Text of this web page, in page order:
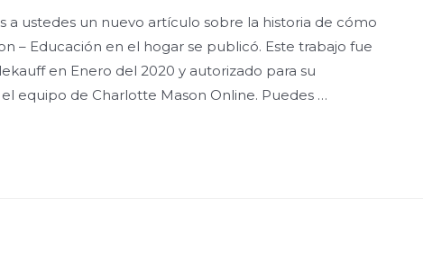
a ustedes un nuevo artículo sobre la historia de cómo
– Educación en el hogar se publicó. Este trabajo fue
en Enero del 2020 y autorizado para su
equipo de Charlotte Mason Online. Puedes …